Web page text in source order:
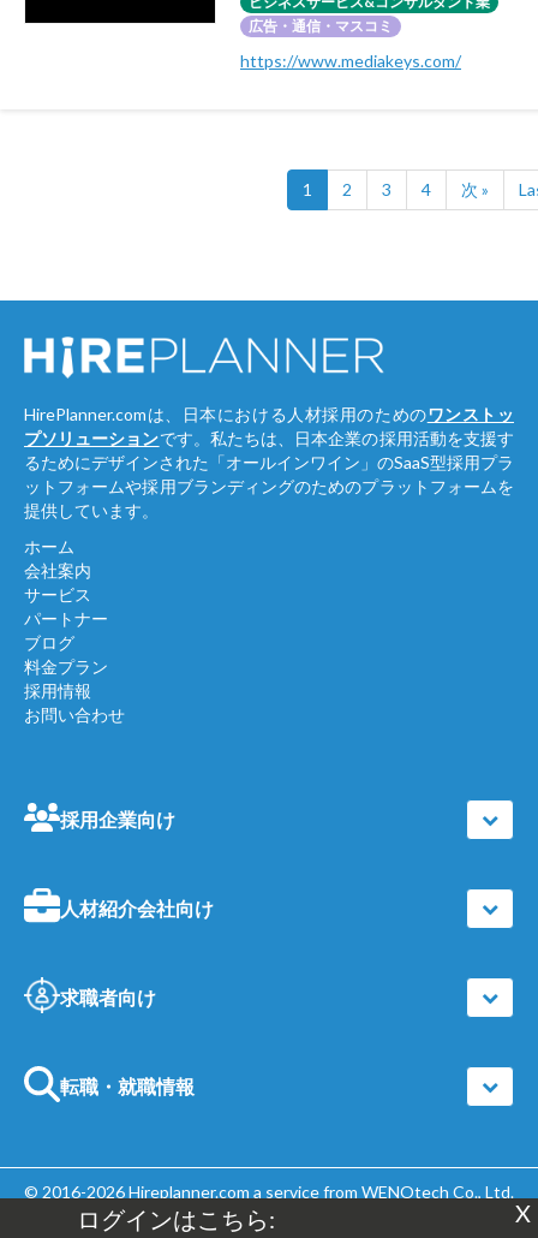
広告・通信・マスコミ
https://www.mediakeys.com/
1 2 3 4 次 »
採用企業向け
人材紹介会社向け
求職者向け
転職・就職情報
HirePlanner.comは、日本における人材採用のためのワンストッ
プソリューションです。私たちは、日本企業の採用活動を支援す
るためにデザインされた「オールインワイン」のSaaS型採用プラ
ットフォームや採用ブランディングのためのプラットフォームを
提供しています。
ホーム
会社案内
サービス
パートナー
ブログ
料金プラン
採用情報
お問い合わせ
© 2016-2026Hireplanner.com a service from WENOtech Co., Ltd.
| All Rights Reserved | 個人情報保護方針 X
ログインはこちら: